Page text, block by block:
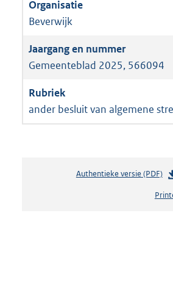
Beverwijk
Gemeenteblad 2025, 566094
ander besluit van algemene
Authentieke versie (PDF)b
s